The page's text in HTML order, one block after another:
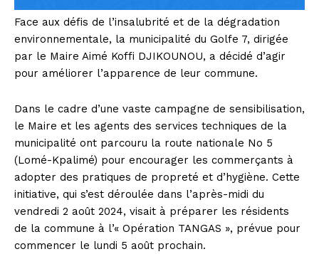
Face aux défis de l’insalubrité et de la dégradation
environnementale, la municipalité du Golfe 7, dirigée
par le Maire Aimé Koffi DJIKOUNOU, a décidé d’agir
pour améliorer l’apparence de leur commune.
Dans le cadre d’une vaste campagne de sensibilisation,
le Maire et les agents des services techniques de la
municipalité ont parcouru la route nationale No 5
(Lomé-Kpalimé) pour encourager les commerçants à
adopter des pratiques de propreté et d’hygiène. Cette
initiative, qui s’est déroulée dans l’après-midi du
vendredi 2 août 2024, visait à préparer les résidents
de la commune à l’« Opération TANGAS », prévue pour
commencer le lundi 5 août prochain.